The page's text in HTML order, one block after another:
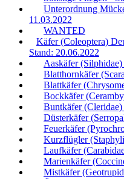
Unterordnung
11.03.2022
WANTED
Käfer (Coleoptera)
Stand: 20.06.2022
Aaskäfer
Blatthornkäfer
Blattkäfer
Bockkäfer
Buntkäfer
Düsterkäfer
Feuerkäfer
Kurzflügler
Laufkäfer
Marienkäfer
Mistkäfer